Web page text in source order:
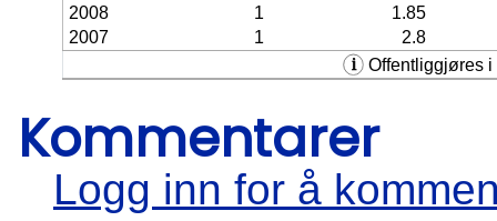
2008
1
1.85
2007
1
2.8
Offentliggjøres i
Kommentarer
Logg inn for å